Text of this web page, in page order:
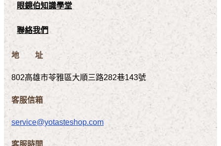
眼鏡伯知識學堂
聯絡我們
地 址
802高雄市苓雅區大順三路282巷143號
客服信箱
service@yotasteshop.com
客服時間